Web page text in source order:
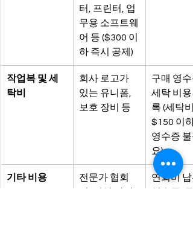
터, 프린터, 업
무용 소프트웨
어 등 ($300 이
하 즉시 공제)
작업복 및 세
탁비
회사 로고가
있는 유니폼,
보호 장비 등
구매 영수
세탁 비용
록 (세탁비
$150 이
영수증 불
요)
기타 비용
전문가 협회
연회비 납